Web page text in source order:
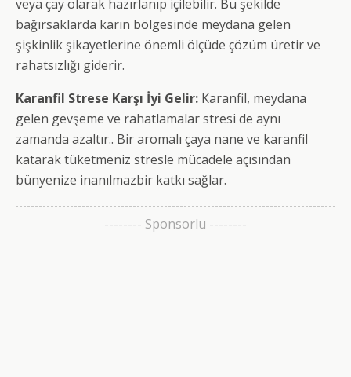
veya çay olarak hazırlanıp içilebilir. Bu şekilde
bağırsaklarda karın bölgesinde meydana gelen
şişkinlik şikayetlerine önemli ölçüde çözüm üretir ve
rahatsızlığı giderir.
Karanfil Strese Karşı İyi Gelir: Karanfil, meydana
gelen gevşeme ve rahatlamalar stresi de aynı
zamanda azaltır.. Bir aromalı çaya nane ve karanfil
katarak tüketmeniz stresle mücadele açısından
bünyenize inanılmazbir katkı sağlar.
-------- Sponsorlu --------